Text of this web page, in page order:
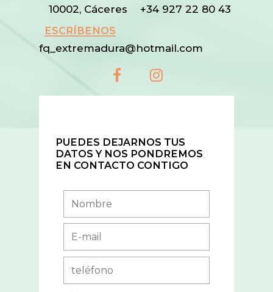
10002, Cáceres
+34 927 22 80 43
ESCRÍBENOS
fq_extremadura@hotmail.com
PUEDES DEJARNOS TUS
DATOS Y NOS PONDREMOS
EN CONTACTO CONTIGO